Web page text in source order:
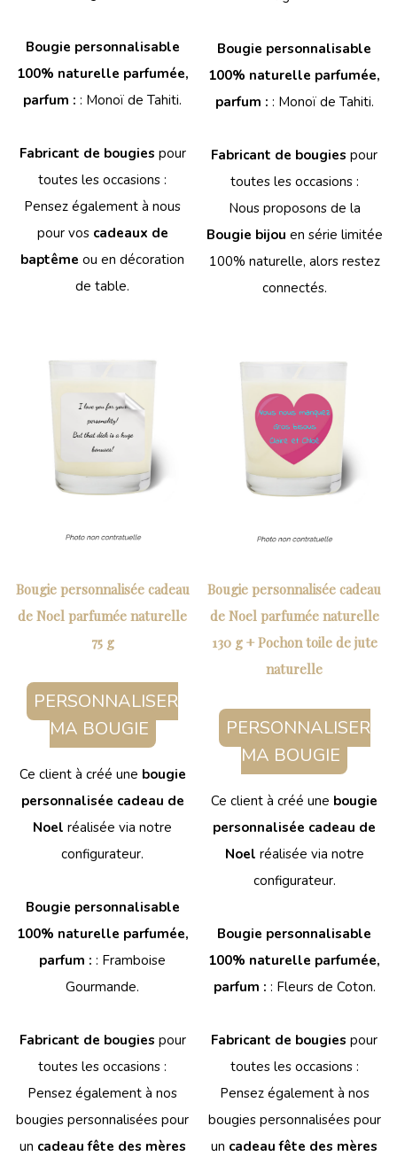
Bougie personnalisable
100% naturelle parfumée,
parfum :: Monoï de Tahiti.
Fabricant de bougies pour
toutes les occasions :
Pensez également à nous
pour vos cadeaux de
baptême ou en décoration
de table.
Bougie personnalisable
100% naturelle parfumée,
parfum : : Monoï de Tahiti.
Fabricant de bougies pour
toutes les occasions :
Nous proposons de la
Bougie bijou en série limitée
100% naturelle, alors restez
connectés.
Bougie personnalisée cadeau
de Noel parfumée naturelle
75 g
PERSONNALISER
MA BOUGIE
Ce client à créé une bougie
personnalisée cadeau de
Noelréalisée via notre
configurateur.
Bougie personnalisable
100% naturelle parfumée,
parfum :: Framboise
Gourmande.
Fabricant de bougies pour
toutes les occasions :
Pensez également à nos
bougies personnalisées pour
un cadeau fête des mères
Bougie personnalisée cadeau
de Noel parfumée naturelle
130 g + Pochon toile de jute
naturelle
PERSONNALISER
MA BOUGIE
Ce client à créé une bougie
personnalisée cadeau de
Noel réalisée via notre
configurateur.
Bougie personnalisable
100% naturelle parfumée,
parfum : : Fleurs de Coton.
Fabricant de bougies pour
toutes les occasions :
Pensez également à nos
bougies personnalisées pour
un cadeau fête des mères